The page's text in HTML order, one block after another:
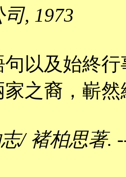
, 1973
及始終行
家之裔，嶄
/ 褚柏思著.